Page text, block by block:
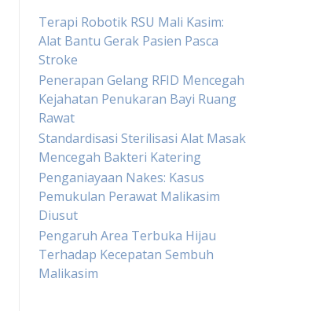
Terapi Robotik RSU Mali Kasim:
Alat Bantu Gerak Pasien Pasca
Stroke
Penerapan Gelang RFID Mencegah
Kejahatan Penukaran Bayi Ruang
Rawat
Standardisasi Sterilisasi Alat Masak
Mencegah Bakteri Katering
Penganiayaan Nakes: Kasus
Pemukulan Perawat Malikasim
Diusut
Pengaruh Area Terbuka Hijau
Terhadap Kecepatan Sembuh
Malikasim